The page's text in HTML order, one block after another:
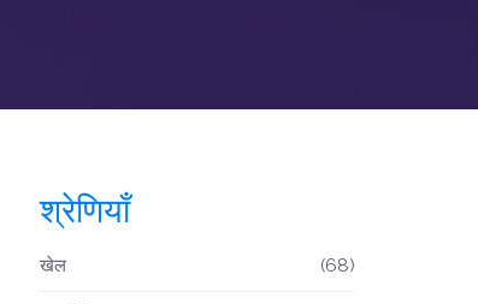
श्रेणियाँ
खेल (68)